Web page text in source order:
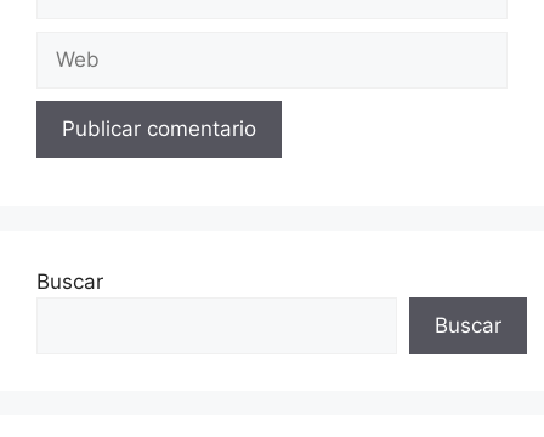
Web
Buscar
Buscar